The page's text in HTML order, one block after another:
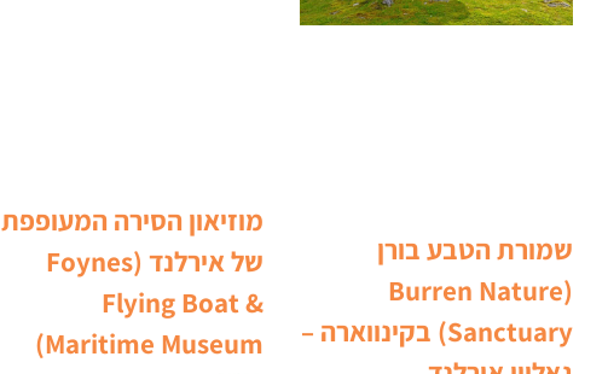
שמורת הטבע בורן
(Burren Nature
Sanctuary) בקינווארה –
מוזיאון הסירה המעופפת
של אירלנד (Foynes
Flying Boat &
Maritime Museum)